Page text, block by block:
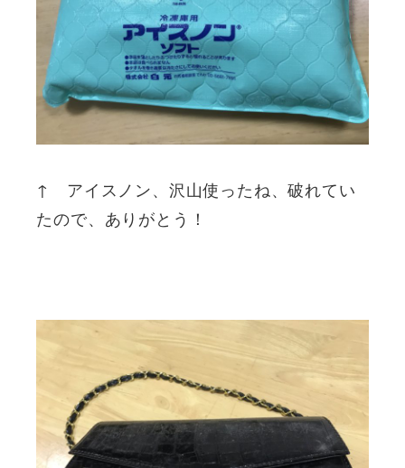
↑ アイスノン、沢山使ったね、破れてい
たので、ありがとう！